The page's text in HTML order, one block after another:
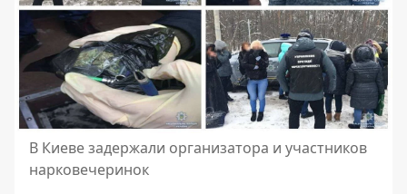
В Киеве задержали организатора и участников
нарковечеринок